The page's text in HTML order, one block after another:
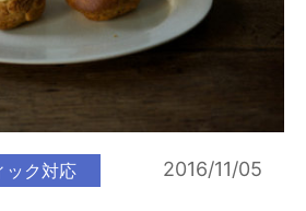
ック対応 2016/11/05